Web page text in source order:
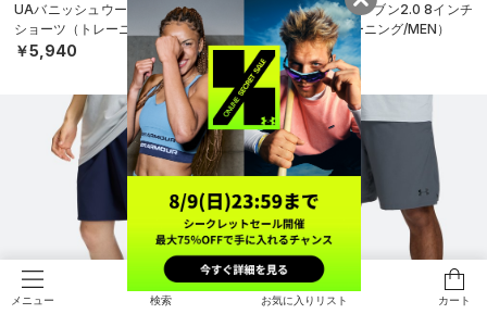
メニュー 検索 お気に入りリスト カート
UAバニッシュウーブン2.0 8インチ
ショーツ（トレーニング/MEN）
￥5,940
UAバニッシュウーブン2.0 8インチ
ショーツ（トレーニング/MEN）
￥5,940